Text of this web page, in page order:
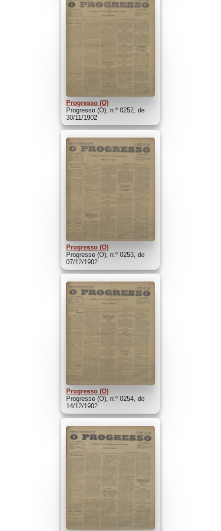
Progresso (O)
Progresso (O), n.º 0252, de
30/11/1902
Progresso (O)
Progresso (O), n.º 0253, de
07/12/1902
Progresso (O)
Progresso (O), n.º 0254, de
14/12/1902